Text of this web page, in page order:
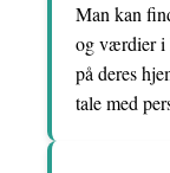
Man kan
og værdier i
på deres
tale med